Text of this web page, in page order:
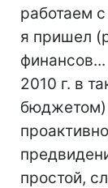
работаем
я пришел
2010 г. в
бюджетом)
простой,